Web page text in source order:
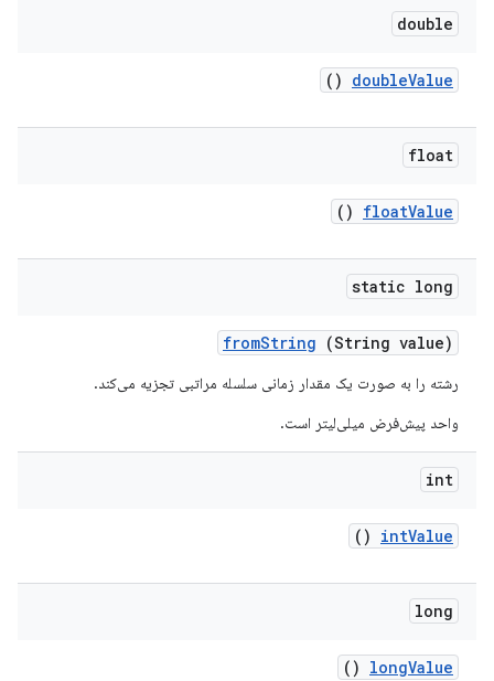
double
doubleValue
()
float
floatValue
()
static long
fromString (String value)
رشته را به صورت یک مقدار زمانی سلسله مراتبی تجزیه می‌کند.
واحد پیش‌فرض میلی‌لیتر است.
int
intValue
()
long
longValue
()